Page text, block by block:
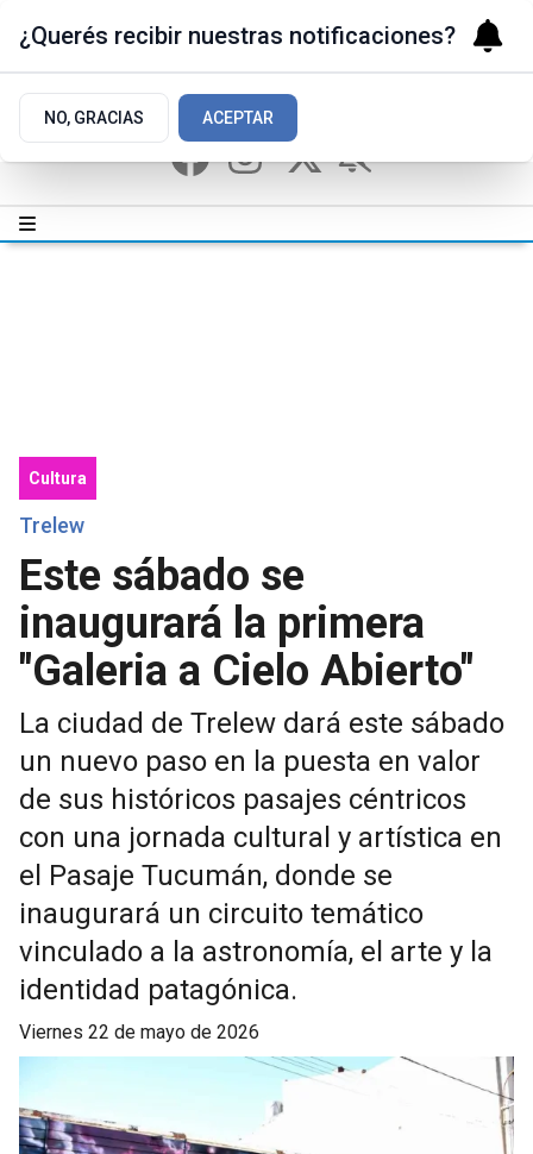
Cultura
Trelew
Este sábado se
inaugurará la primera
"Galeria a Cielo Abierto"
La ciudad de Trelew dará este sábado
un nuevo paso en la puesta en valor
de sus históricos pasajes céntricos
con una jornada cultural y artística en
el Pasaje Tucumán, donde se
inaugurará un circuito temático
vinculado a la astronomía, el arte y la
identidad patagónica.
viernes 22 de mayo de 2026
¿Querés recibir nuestras notificaciones?
NO, GRACIAS ACEPTAR